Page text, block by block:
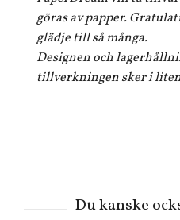
göras av papper.
glädje till så många.
Designen och
tillverkningen sker i